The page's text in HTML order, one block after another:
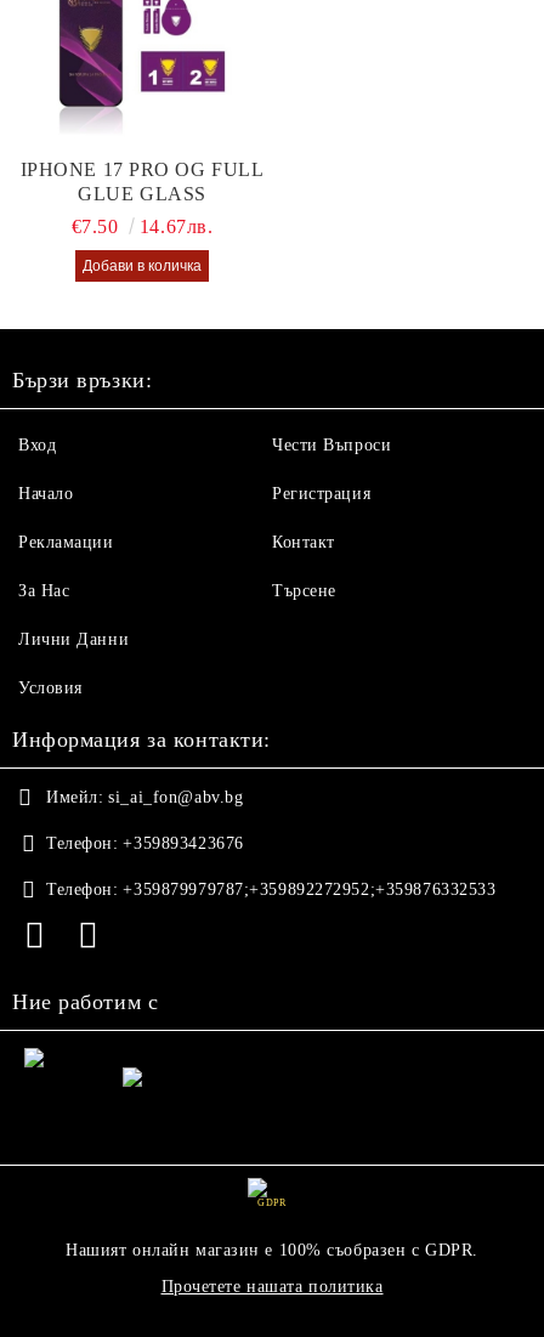
IPHONE 17 PRO OG FULL
GLUE GLASS
€7.50
14.67лв.
Бързи връзки:
Вход
Начало
Рекламации
За Нас
Чести Въпроси
Регистрация
Контакт
Търсене
Лични Данни
Условия
Информация за контакти:
Имейл: si_ai_fon@abv.bg
Телефон: +359893423676
Телефон: +359879979787;+359892272952;+359876332533
Ние работим с
GDPR
Нашият онлайн магазин е 100% съобразен с GDPR.
Прочетете нашата политика